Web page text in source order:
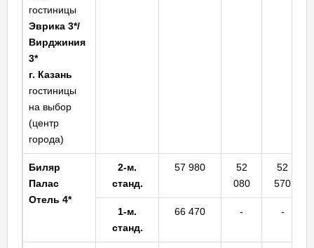
гостиницы
Эврика 3*/
Вирджиния
3*
г. Казань
гостиницы
на выбор
(центр
города)
Биляр
Палас
Отель 4*
2-м.
станд.
57 980
52
080
52
570
1-м.
станд.
66 470 - -